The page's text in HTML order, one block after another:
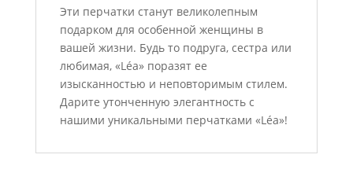
Эти перчатки станут великолепным
подарком для особенной женщины в
вашей жизни. Будь то подруга, сестра или
любимая, «Léa» поразят ее
изысканностью и неповторимым стилем.
Дарите утонченную элегантность с
нашими уникальными перчатками «Léa»!